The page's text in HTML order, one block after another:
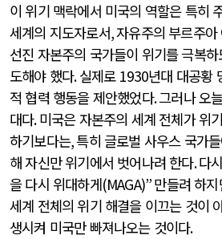
이 위기 맥락에서 미국의 역할은 특히
세계의 지도자로서,자유주의 부르주
선진 자본주의 국가들이 위기를 극복
도해야 했다.실제로 1930년대 대공황
적 협력 행동을 제안했었다.그러나 오
대다.미국은 자본주의 세계 전체가 위
하기보다는,특히 글로벌 사우스 국가
해 자신만 위기에서 벗어나려 한다.다
을 다시 위대하게(MAGA)”만들려 하
세계 전체의 위기 해결을 이끄는 것이
생시켜 미국만 빠져나오는 것이다.